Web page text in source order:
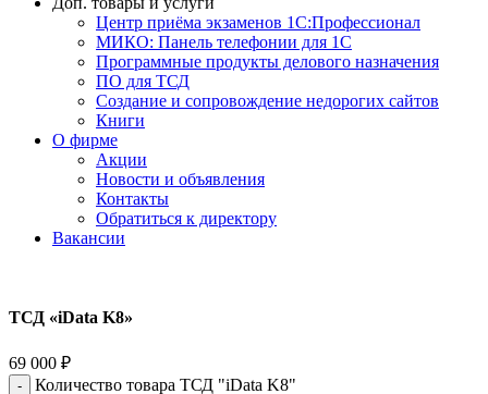
Центр приёма экзаменов 1С:Профессионал
МИКО: Панель телефонии для 1С
Программные продукты делового назначения
ПО для ТСД
Создание и сопровождение недорогих сайтов
Книги
О фирме
Акции
Новости и объявления
Контакты
Обратиться к директору
Вакансии
ТСД «iData K8»
69 000 ₽
Количество товара ТСД "iData K8"